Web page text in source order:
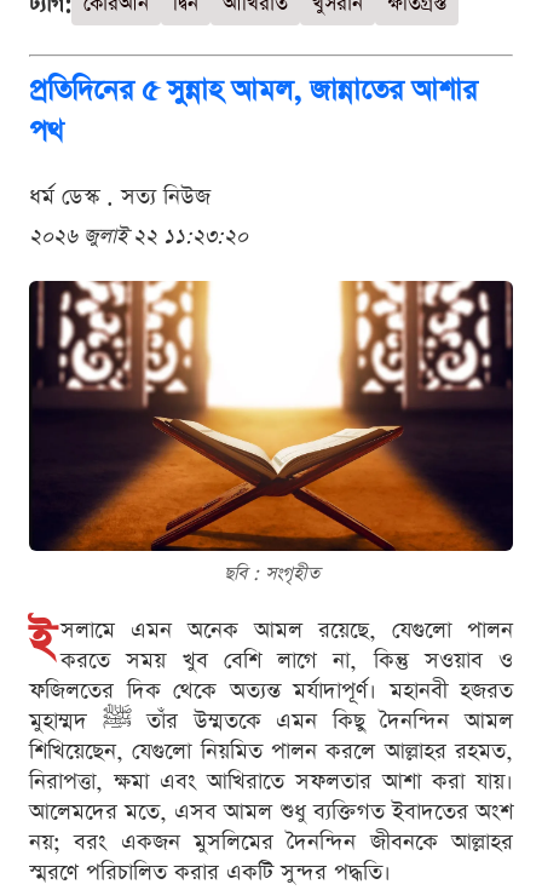
প্রতিদিনের ৫ সুন্নাহ আমল, জান্নাতের আশার
পথ
ধর্ম ডেস্ক . সত্য নিউজ
২০২৬ জুলাই ২২ ১১:২৩:২০
ছবি : সংগৃহীত
ই সলামে এমন অনেক আমল রয়েছে, যেগুলো পালন
করতে সময় খুব বেশি লাগে না, কিন্তু সওয়াব ও
ফজিলতের দিক থেকে অত্যন্ত মর্যাদাপূর্ণ। মহানবী হজরত
মুহাম্মদ ﷺ তাঁর উম্মতকে এমন কিছু দৈনন্দিন আমল
শিখিয়েছেন, যেগুলো নিয়মিত পালন করলে আল্লাহর রহমত,
নিরাপত্তা, ক্ষমা এবং আখিরাতে সফলতার আশা করা যায়।
আলেমদের মতে, এসব আমল শুধু ব্যক্তিগত ইবাদতের অংশ
নয়; বরং একজন মুসলিমের দৈনন্দিন জীবনকে আল্লাহর
স্মরণে পরিচালিত করার একটি সুন্দর পদ্ধতি।